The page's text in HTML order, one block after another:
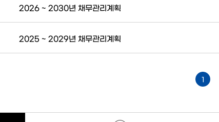
2026 ~ 2030년 채무관리계획
2025 ~ 2029년 채무관리계획
1